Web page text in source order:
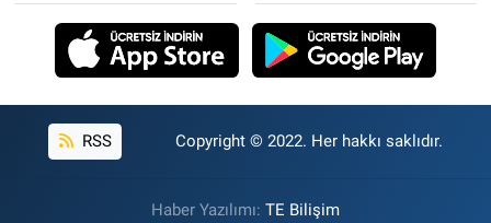
RSS Copyright © 2022. Her hakkı saklıdır.
Haber Yazılımı: TE Bilişim